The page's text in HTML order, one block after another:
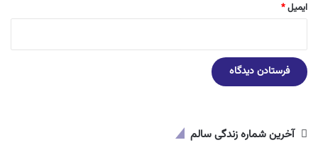
ایمیل*
آخرین شماره زندگی سالم